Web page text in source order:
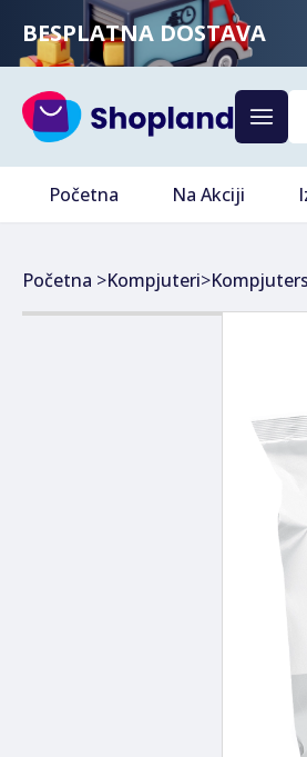
BESPLATNA DOSTAVA
Početna Na Akciji
Početna >Kompjuteri>